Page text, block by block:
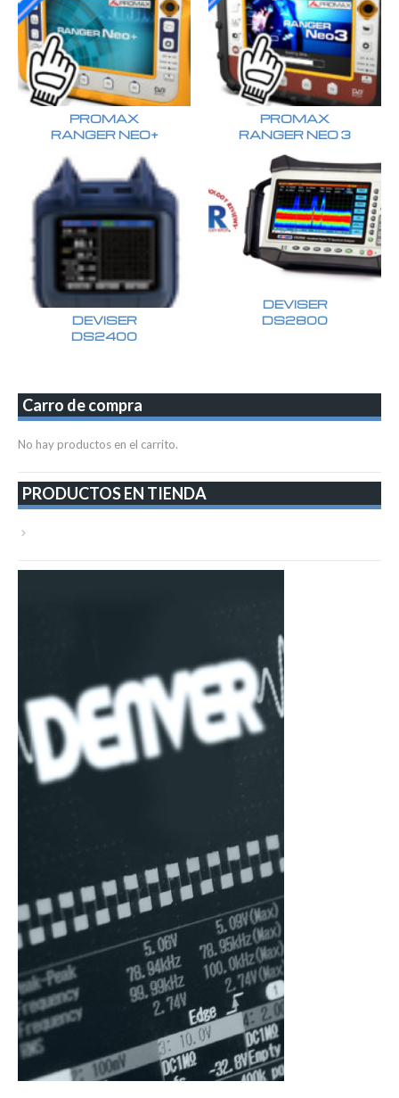
PROMAX
RANGER NEO+
PROMAX
RANGER NEO 3
DEVISER
DS2400
DEVISER
DS2800
Carro de compra
No hay productos en el carrito.
PRODUCTOS EN TIENDA